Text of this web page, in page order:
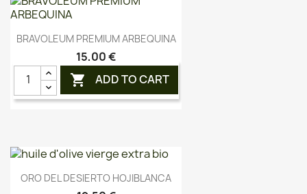
Aperçu rapide
BRAVOLEUM PREMIUM ARBEQUINA
15,00 €
 ADD TO CART
Aperçu rapide
ORO DEL DESIERTO HOJIBLANCA